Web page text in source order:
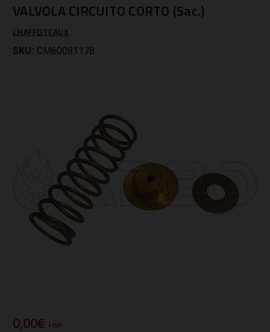
VALVOLA CIRCUITO CORTO (Sac.)
CHAFFOTEAUX
SKU: CM60081178
0,00€ + IVA